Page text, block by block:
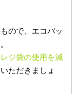
ので、エコバッ
レジ袋の使用を減
ただきましょ